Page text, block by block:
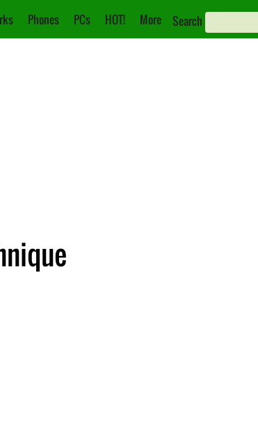
Phones PCs HOT! More Search